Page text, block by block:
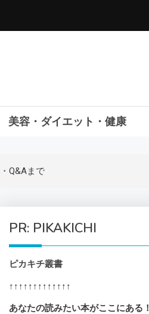
美容・ダイエット・健康
Q&Aまで
PR: PIKAKICHI
ピカキチ叢書
↑↑↑↑↑↑↑↑↑↑↑↑↑
あなたの読みたい本がここにある！